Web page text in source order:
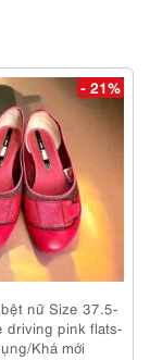
- 21%
nữ Size 37.5-
driving pink flats-
Khá mới